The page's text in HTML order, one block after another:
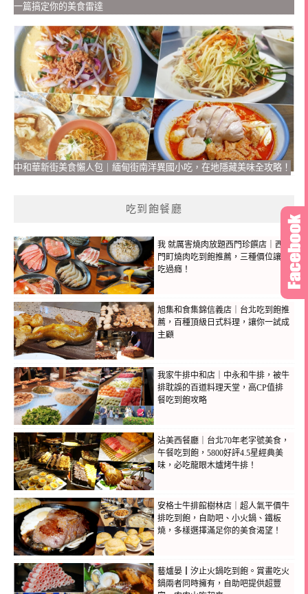
一篇搞定你的美食雷達
中和華新街美食懶人包｜緬甸街南洋異國小吃，在地隱藏美味全攻略！
吃到飽餐廳
我 就厲害燒肉放題西門珍饌店｜西
門町燒肉吃到飽推薦，三種價位讓你
吃過癮！
旭集和食集錦信義店｜台北吃到飽推
薦，百種頂級日式料理，讓你一試成
主顧
我家牛排中和店｜中永和牛排，被牛
排耽誤的百道料理天堂，高CP值排
餐吃到飽攻略
沾美西餐廳｜台北70年老字號美食，
午餐吃到飽，5800好評4.5星經典美
味，必吃龍眼木爐烤牛排！
安格士牛排館樹林店｜超人氣平價牛
排吃到飽，自助吧、小火鍋、鐵板
燒，多樣選擇滿足你的美食渴望！
藝爐晏┃汐止火鍋吃到飽。賞畫吃火
鍋兩者同時擁有，自助吧提供超豐